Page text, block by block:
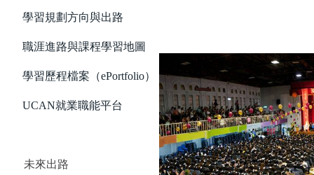
學習規劃方向與出路
職涯進路與課程學習地圖
學習歷程檔案（ePortfolio）
UCAN就業職能平台
未來出路